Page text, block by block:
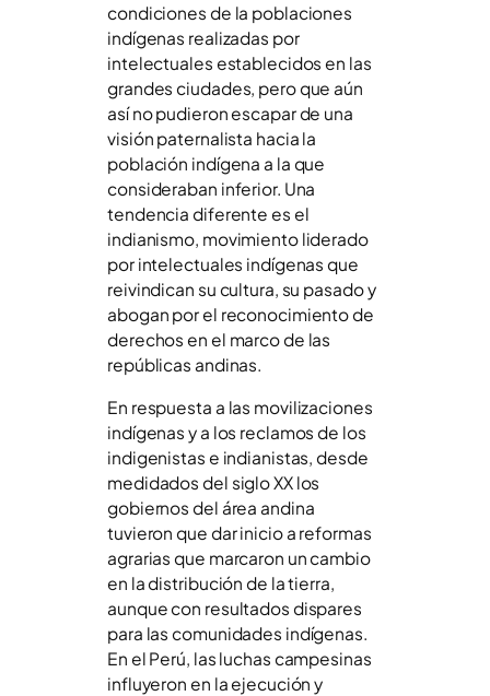
condiciones de la poblaciones
indígenas realizadas por
intelectuales establecidos en las
grandes ciudades, pero que aún
así no pudieron escapar de una
visión paternalista hacia la
población indígena a la que
consideraban inferior. Una
tendencia diferente es el
indianismo, movimiento liderado
por intelectuales indígenas que
reivindican su cultura, su pasado y
abogan por el reconocimiento de
derechos en el marco de las
repúblicas andinas.
En respuesta a las movilizaciones
indígenas y a los reclamos de los
indigenistas e indianistas, desde
medidados del siglo XX los
gobiernos del área andina
tuvieron que dar inicio a reformas
agrarias que marcaron un cambio
en la distribución de la tierra,
aunque con resultados dispares
para las comunidades indígenas.
En el Perú, las luchas campesinas
influyeron en la ejecución y